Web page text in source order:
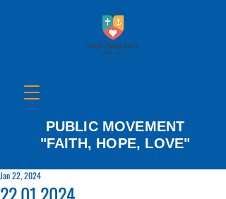
PUBLIC MOVEMENT
"FAITH, HOPE, LOVE"
Jan 22, 2024